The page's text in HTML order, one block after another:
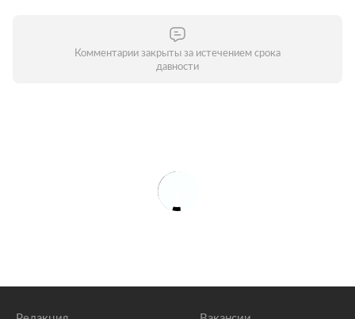
Комментарии закрыты за истечением срока
давности